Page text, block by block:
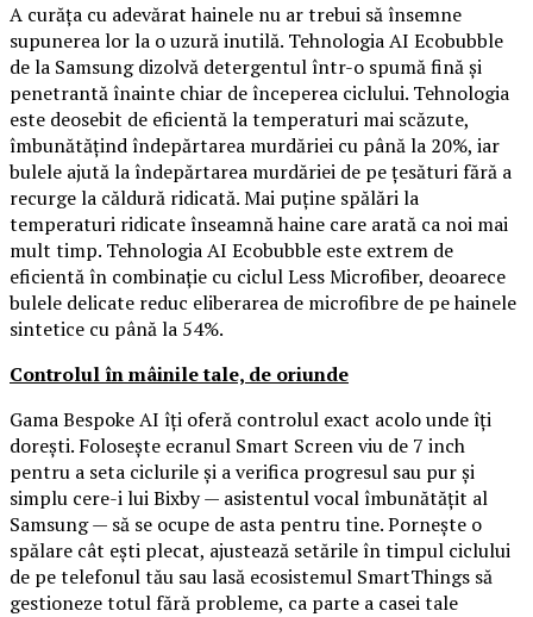
A curăța cu adevărat hainele nu ar trebui să însemne
supunerea lor la o uzură inutilă. Tehnologia AI Ecobubble
de la Samsung dizolvă detergentul într-o spumă fină și
penetrantă înainte chiar de începerea ciclului. Tehnologia
este deosebit de eficientă la temperaturi mai scăzute,
îmbunătățind îndepărtarea murdăriei cu până la 20%, iar
bulele ajută la îndepărtarea murdăriei de pe țesături fără a
recurge la căldură ridicată. Mai puține spălări la
temperaturi ridicate înseamnă haine care arată ca noi mai
mult timp. Tehnologia AI Ecobubble este extrem de
eficientă în combinație cu ciclul Less Microfiber, deoarece
bulele delicate reduc eliberarea de microfibre de pe hainele
sintetice cu până la 54%.
Controlul în mâinile tale, de oriunde
Gama Bespoke AI îți oferă controlul exact acolo unde îți
dorești. Folosește ecranul Smart Screen viu de 7 inch
pentru a seta ciclurile și a verifica progresul sau pur și
simplu cere-i lui Bixby — asistentul vocal îmbunătățit al
Samsung — să se ocupe de asta pentru tine. Pornește o
spălare cât ești plecat, ajustează setările în timpul ciclului
de pe telefonul tău sau lasă ecosistemul SmartThings să
gestioneze totul fără probleme, ca parte a casei tale